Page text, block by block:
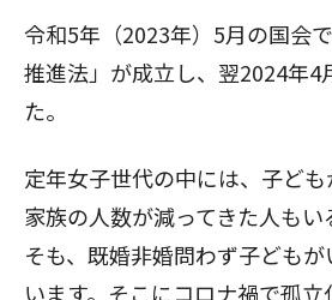
令和5年（2023年）5月の国会
推進法」が成立し、翌2024年4
た。
定年女子世代の中には、子ど
家族の人数が減ってきた人もい
そも、既婚非婚問わず子ども
います。そこにコロナ禍で孤